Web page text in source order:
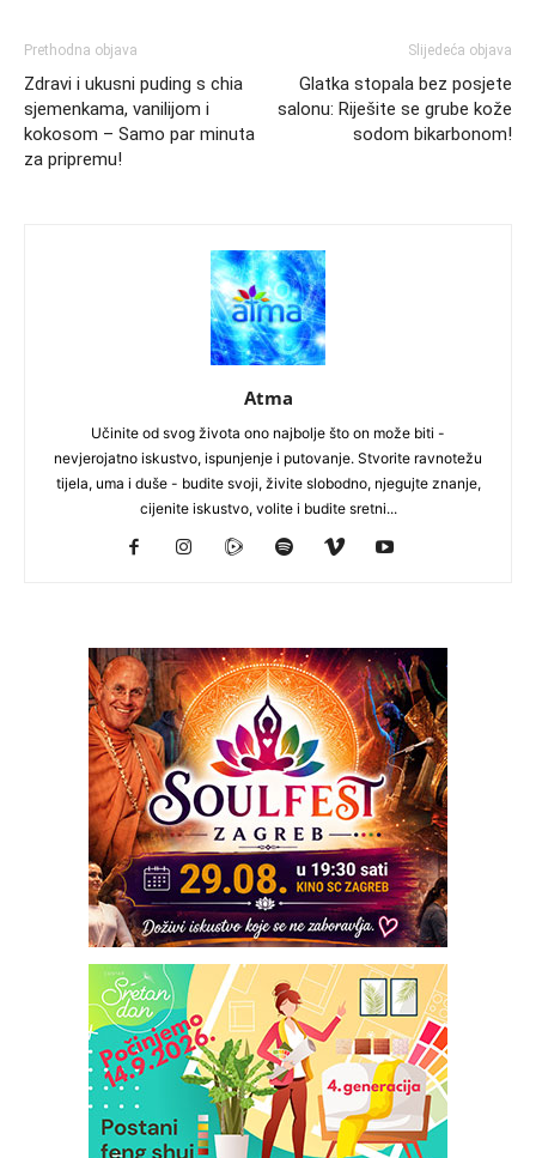
Prethodna objava
Zdravi i ukusni puding s chia
sjemenkama, vanilijom i
kokosom – Samo par minuta
za pripremu!
Slijedeća objava
Glatka stopala bez posjete
salonu: Riješite se grube kože
sodom bikarbonom!
Atma
Učinite od svog života ono najbolje što on može biti -
nevjerojatno iskustvo, ispunjenje i putovanje. Stvorite ravnotežu
tijela, uma i duše - budite svoji, živite slobodno, njegujte znanje,
cijenite iskustvo, volite i budite sretni...